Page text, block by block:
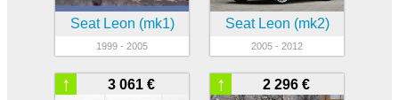
Seat Leon (mk1)
1999 - 2005
Seat Leon (mk2)
2005 - 2012
3 061 €
↑ 2 296 €
↑